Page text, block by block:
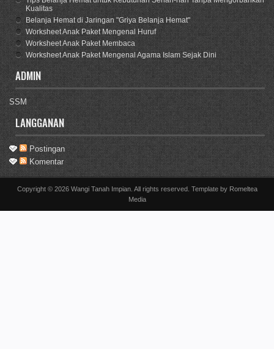
Kualitas
Belanja Hemat di Jaringan "Griya Belanja Hemat"
Worksheet Anak Paket Mengenal Huruf
Worksheet Anak Paket Membaca
Worksheet Anak Paket Mengenal Agama Islam Sejak Dini
ADMIN
SSM
LANGGANAN
Postingan
Komentar
Copyright © 2026 Wangi Tanah Impian. All rights reserved. Template by Romeltea
Media